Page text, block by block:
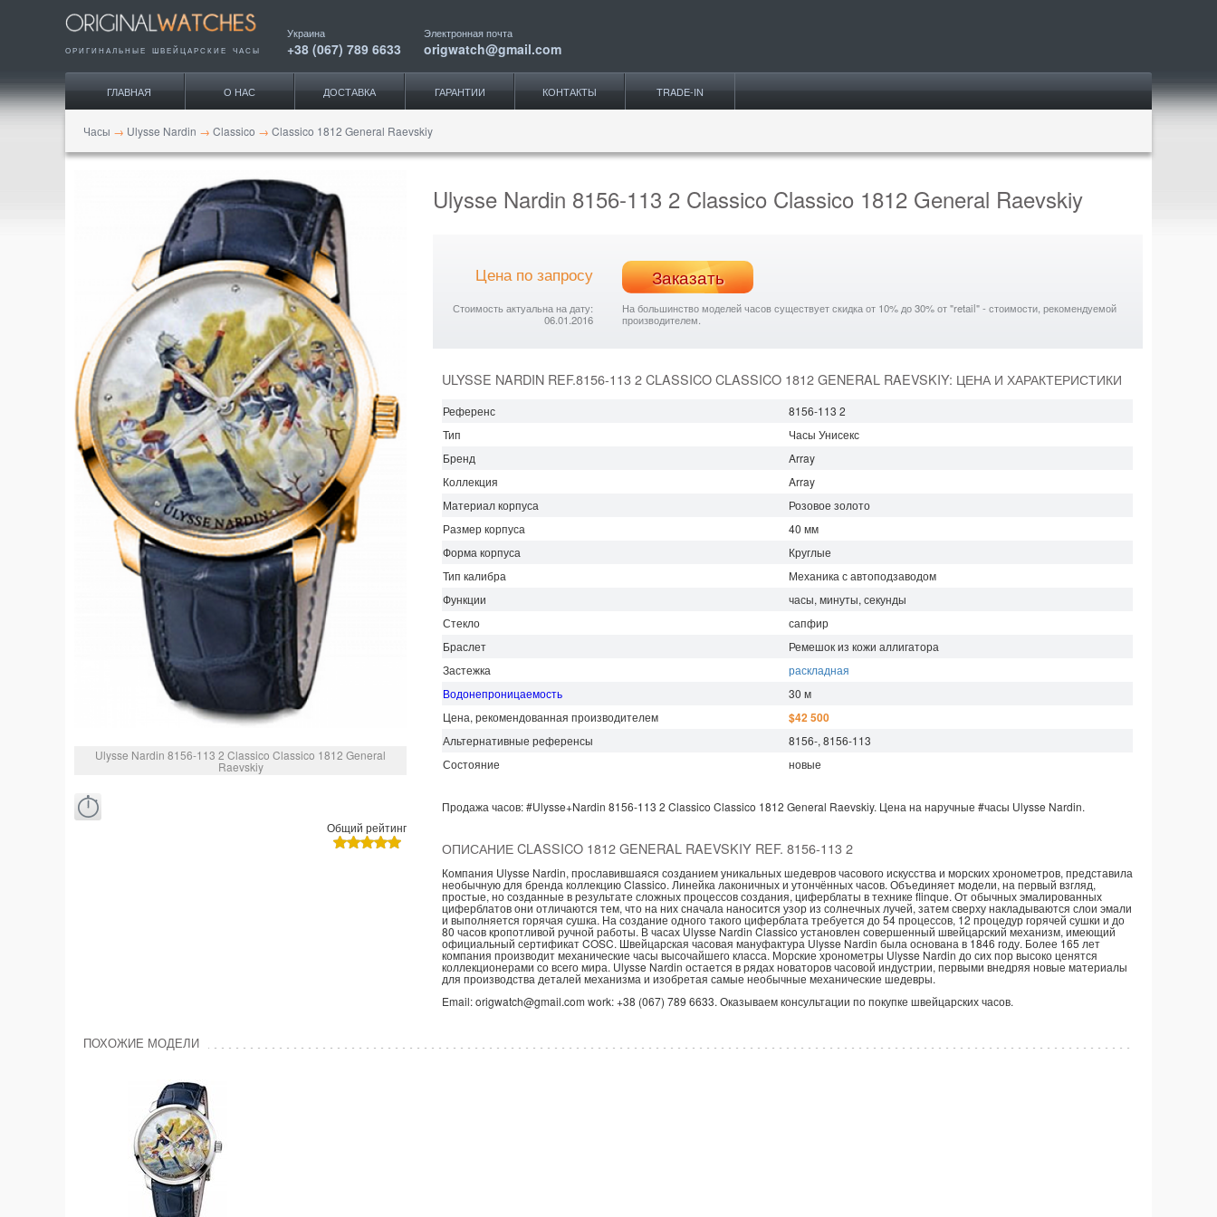
ОРИГИНАЛЬНЫЕ ШВЕЙЦАРСКИЕ ЧАСЫ
Украина
+38 (067) 789 6633
Электронная почта
origwatch@gmail.com
ГЛАВНАЯ О НАС ДОСТАВКА ГАРАНТИИ КОНТАКТЫ TRADE-IN
Часы → Ulysse Nardin → Classico → Classico 1812 General Raevskiy
Ulysse Nardin 8156-113 2 Classico Classico 1812 General
Raevskiy
Общий рейтинг
Ulysse Nardin 8156-113 2 Classico Classico 1812 General Raevskiy
Цена по запросу Заказать
Стоимость актуальна на дату:
06.01.2016
На большинство моделей часов существует скидка от 10% до 30% от "retail" - стоимости, рекомендуемой
производителем.
ULYSSE NARDIN REF.8156-113 2 CLASSICO CLASSICO 1812 GENERAL RAEVSKIY: ЦЕНА И ХАРАКТЕРИСТИКИ
Референс
8156-113 2
Тип
Часы Унисекс
Бренд
Array
Коллекция
Array
Материал корпуса
Розовое золото
Размер корпуса
40 мм
Форма корпуса
Круглые
Тип калибра
Механика с автоподзаводом
Функции
часы, минуты, секунды
Стекло
сапфир
Браслет
Ремешок из кожи аллигатора
Застежка
раскладная
Водонепроницаемость
30 м
Цена, рекомендованная производителем
$42 500
Альтернативные референсы
8156-, 8156-113
Состояние
новые
Продажа часов:#Ulysse+Nardin 8156-113 2 Classico Classico 1812 General Raevskiy. Цена на наручные #часы Ulysse Nardin.
ОПИСАНИЕ CLASSICO 1812 GENERAL RAEVSKIY REF. 8156-113 2
Компания Ulysse Nardin, прославившаяся созданием уникальных шедевров часового искусства и морских хронометров, представила
необычную для бренда коллекцию Classico. Линейка лаконичных и утончённых часов. Объединяет модели, на первый взгляд,
простые, но созданные в результате сложных процессов создания, циферблаты в технике flinque. От обычных эмалированных
циферблатов они отличаются тем, что на них сначала наносится узор из солнечных лучей, затем сверху накладываются слои эмали
и выполняется горячая сушка. На создание одного такого циферблата требуется до 54 процессов, 12 процедур горячей сушки и до
80 часов кропотливой ручной работы. В часах Ulysse Nardin Classico установлен совершенный швейцарский механизм, имеющий
официальный сертификат COSC. Швейцарская часовая мануфактура Ulysse Nardin была основана в 1846 году. Более 165 лет
компания производит механические часы высочайшего класса. Морские хронометры Ulysse Nardin до сих пор высоко ценятся
коллекционерами со всего мира. Ulysse Nardin остается в рядах новаторов часовой индустрии, первыми внедряя новые материалы
для производства деталей механизма и изобретая самые необычные механические шедевры.
Email: origwatch@gmail.com work: +38 (067) 789 6633. Оказываем консультации по покупке швейцарских часов.
ПОХОЖИЕ МОДЕЛИ